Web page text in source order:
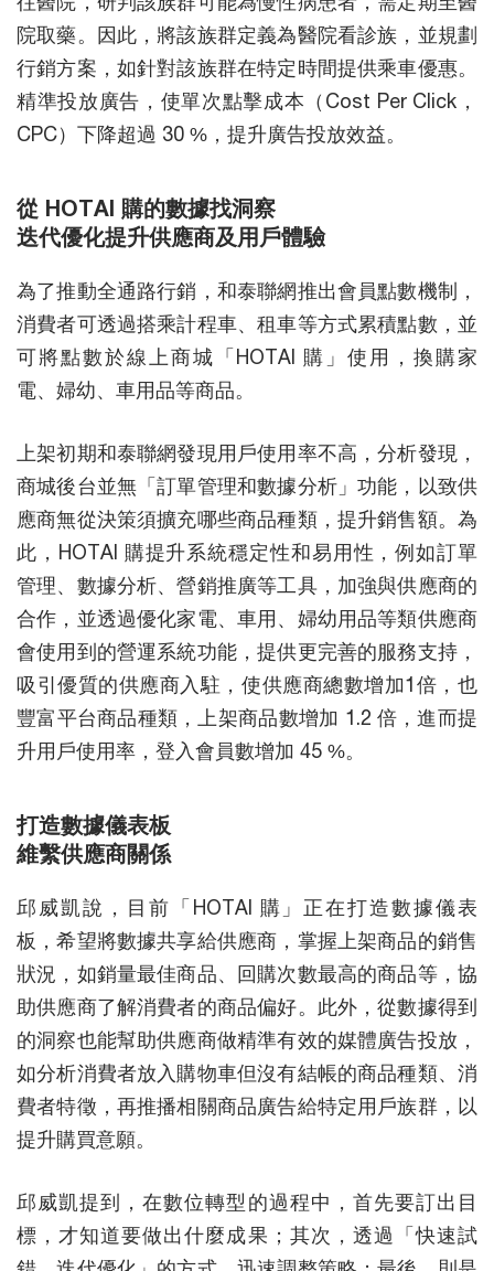
院取藥。因此，將該族群定義為醫院看診族，並規劃
行銷方案，如針對該族群在特定時間提供乘車優惠。
精準投放廣告，使單次點擊成本（Cost Per Click，
CPC）下降超過 30 %，提升廣告投放效益。
從 HOTAI 購的數據找洞察
迭代優化提升供應商及用戶體驗
為了推動全通路行銷，和泰聯網推出會員點數機制，
消費者可透過搭乘計程車、租車等方式累積點數，並
可將點數於線上商城「HOTAI 購」使用，換購家
電、婦幼、車用品等商品。
上架初期和泰聯網發現用戶使用率不高，分析發現，
商城後台並無「訂單管理和數據分析」功能，以致供
應商無從決策須擴充哪些商品種類，提升銷售額。為
此，HOTAI 購提升系統穩定性和易用性，例如訂單
管理、數據分析、營銷推廣等工具，加強與供應商的
合作，並透過優化家電、車用、婦幼用品等類供應商
會使用到的營運系統功能，提供更完善的服務支持，
吸引優質的供應商入駐，使供應商總數增加1倍，也
豐富平台商品種類，上架商品數增加 1.2 倍，進而提
升用戶使用率，登入會員數增加 45 %。
打造數據儀表板
維繫供應商關係
邱威凱說，目前「HOTAI 購」正在打造數據儀表
板，希望將數據共享給供應商，掌握上架商品的銷售
狀況，如銷量最佳商品、回購次數最高的商品等，協
助供應商了解消費者的商品偏好。此外，從數據得到
的洞察也能幫助供應商做精準有效的媒體廣告投放，
如分析消費者放入購物車但沒有結帳的商品種類、消
費者特徵，再推播相關商品廣告給特定用戶族群，以
提升購買意願。
邱威凱提到，在數位轉型的過程中，首先要訂出目
標，才知道要做出什麼成果；其次，透過「快速試